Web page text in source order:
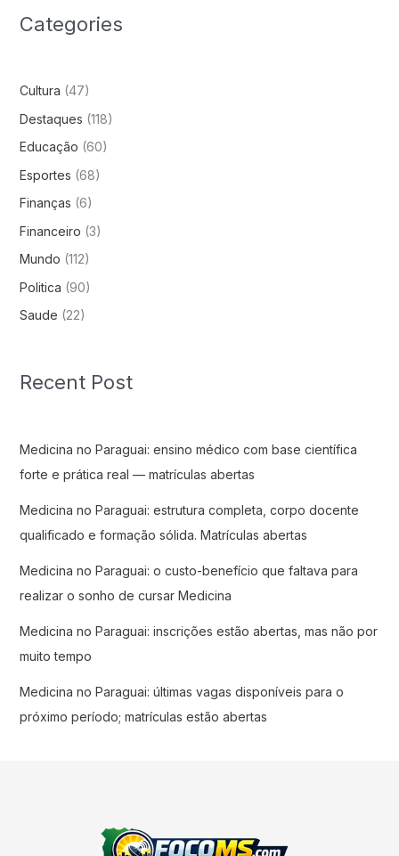
Categories
Cultura (47)
Destaques (118)
Educação (60)
Esportes (68)
Finanças (6)
Financeiro (3)
Mundo (112)
Politica (90)
Saude (22)
Recent Post
Medicina no Paraguai: ensino médico com base científica
forte e prática real — matrículas abertas
Medicina no Paraguai: estrutura completa, corpo docente
qualificado e formação sólida. Matrículas abertas
Medicina no Paraguai: o custo-benefício que faltava para
realizar o sonho de cursar Medicina
Medicina no Paraguai: inscrições estão abertas, mas não por
muito tempo
Medicina no Paraguai: últimas vagas disponíveis para o
próximo período; matrículas estão abertas